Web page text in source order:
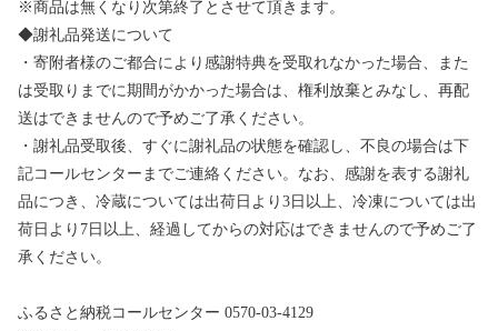
※商品は無くなり次第終了とさせて頂きます。
◆謝礼品発送について
・寄附者様のご都合により感謝特典を受取れなかった場合、また
は受取りまでに期間がかかった場合は、権利放棄とみなし、再配
送はできませんので予めご了承ください。
・謝礼品受取後、すぐに謝礼品の状態を確認し、不良の場合は下
記コールセンターまでご連絡ください。なお、感謝を表する謝礼
品につき、冷蔵については出荷日より3日以上、冷凍については出
荷日より7日以上、経過してからの対応はできませんので予めご了
承ください。
ふるさと納税コールセンター 0570-03-4129